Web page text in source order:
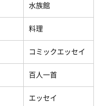
水族館
料理
コミックエッセイ
百人一首
エッセイ